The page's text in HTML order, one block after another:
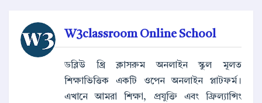
W3classroom Online School
ডব্লিউ থ্রি ক্লাসরুম অনলাইন স্কুল মূলত
শিক্ষাভিত্তিক একটি ওপেন অনলাইন প্লাটফর্ম।
এখানে আমরা শিক্ষা, প্রযুক্তি এবং ফ্রিল্যান্সিং